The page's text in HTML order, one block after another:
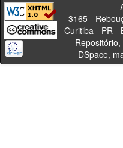
Av.
3165 -
Curitiba
DSpace,